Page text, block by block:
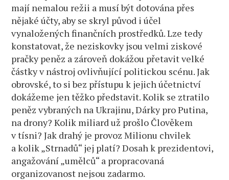
mají nemalou režii a musí být dotována přes
nějaké účty, aby se skryl původ i účel
vynaložených finančních prostředků. Lze tedy
konstatovat, že neziskovky jsou velmi ziskové
pračky peněz a zároveň dokážou přetavit velké
částky v nástroj ovlivňující politickou scénu. Jak
obrovské, to si bez přístupu k jejich účetnictví
dokážeme jen těžko představit. Kolik se ztratilo
peněz vybraných na Ukrajinu, Dárky pro Putina,
na drony? Kolik miliard už prošlo Člověkem
v tísni? Jak drahý je provoz Milionu chvilek
a kolik „Strnadů“ jej platí? Dosah k prezidentovi,
angažování „umělců“ a propracovaná
organizovanost nejsou zadarmo.